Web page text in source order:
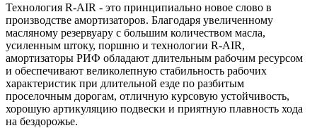
Технология R-AIR - это принципиально новое слово в
производстве амортизаторов. Благодаря увеличенному
масляному резервуару с большим количеством масла,
усиленным штоку, поршню и технологии R-AIR,
амортизаторы РИФ обладают длительным рабочим ресурсом
и обеспечивают великолепную стабильность рабочих
характеристик при длительной езде по разбитым
проселочным дорогам, отличную курсовую устойчивость,
хорошую артикуляцию подвески и приятную плавность хода
на бездорожье.